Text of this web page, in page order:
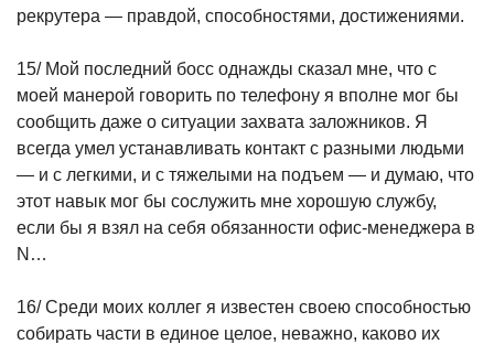
рекрутера — правдой, способностями, достижениями.
15/ Мой последний босс однажды сказал мне, что с
моей манерой говорить по телефону я вполне мог бы
сообщить даже о ситуации захвата заложников. Я
всегда умел устанавливать контакт с разными людьми
— и с легкими, и с тяжелыми на подъем — и думаю, что
этот навык мог бы сослужить мне хорошую службу,
если бы я взял на себя обязанности офис-менеджера в
N…
16/ Среди моих коллег я известен своею способностью
собирать части в единое целое, неважно, каково их